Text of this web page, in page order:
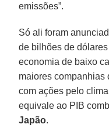
emissões”.
Só ali foram
de bilhões de
economia de baixo
maiores companhias
com ações pelo
equivale ao PIB
Japão.